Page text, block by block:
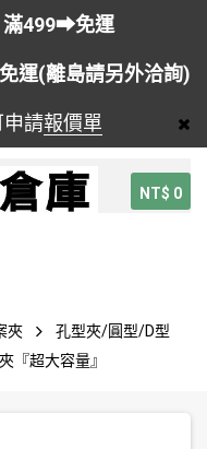
滿499➡免運
運(離島請另外洽詢)
申請報價單
NT$ 0
夾
孔型夾/圓型/D型
『超大容量』